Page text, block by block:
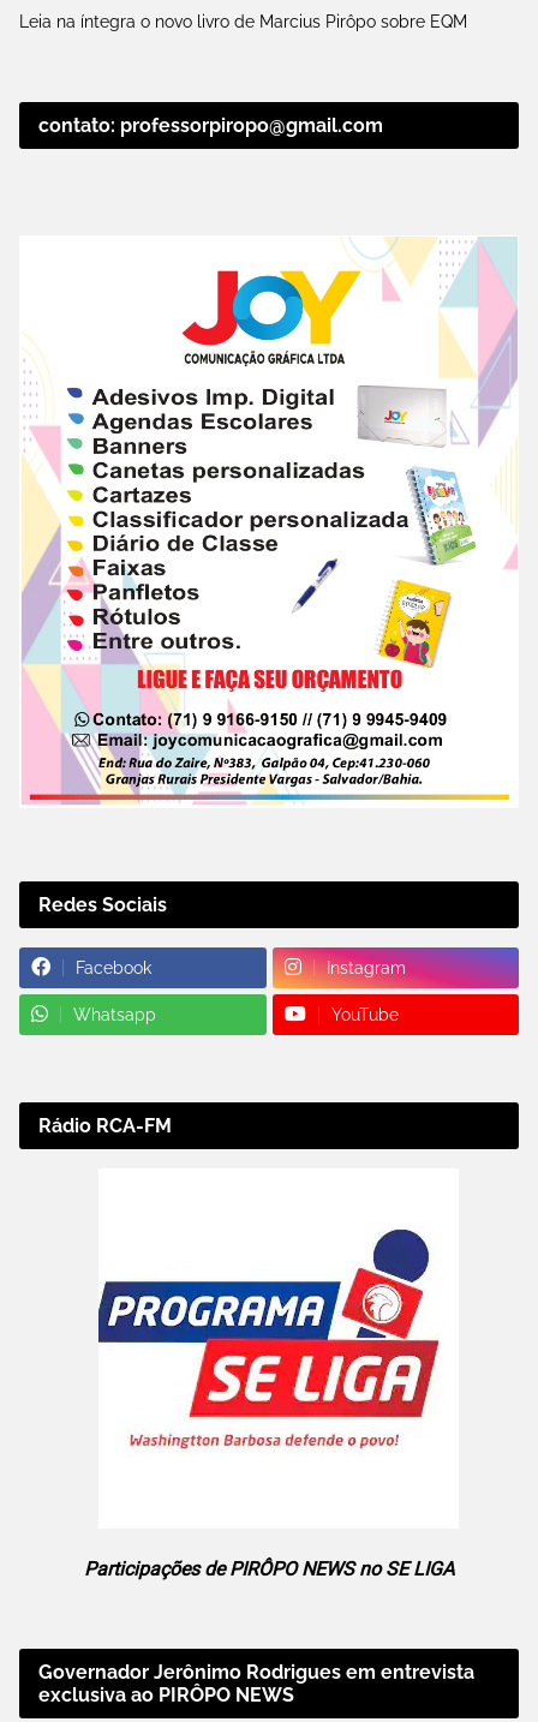
Leia na íntegra o novo livro de Marcius Pirôpo sobre EQM
contato: professorpiropo@gmail.com
Redes Sociais
Facebook Instagram
Whatsapp YouTube
Rádio RCA-FM
Participações de PIRÔPO NEWS no SE LIGA
Governador Jerônimo Rodrigues em entrevista
exclusiva ao PIRÔPO NEWS